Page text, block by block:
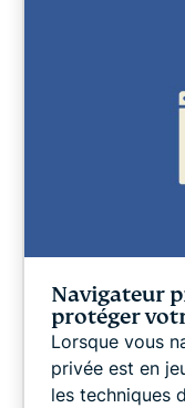
ExpressVPN for
Liberté sur
DERNIERS
Navigateur
protéger
Lorsque vous
privée est en
les techniques